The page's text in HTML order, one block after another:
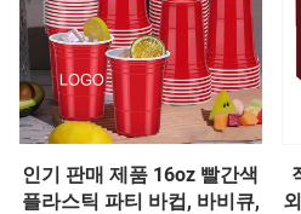
인기 판매 제품 16oz 빨간색
플라스틱 파티 바컵, 바비큐,